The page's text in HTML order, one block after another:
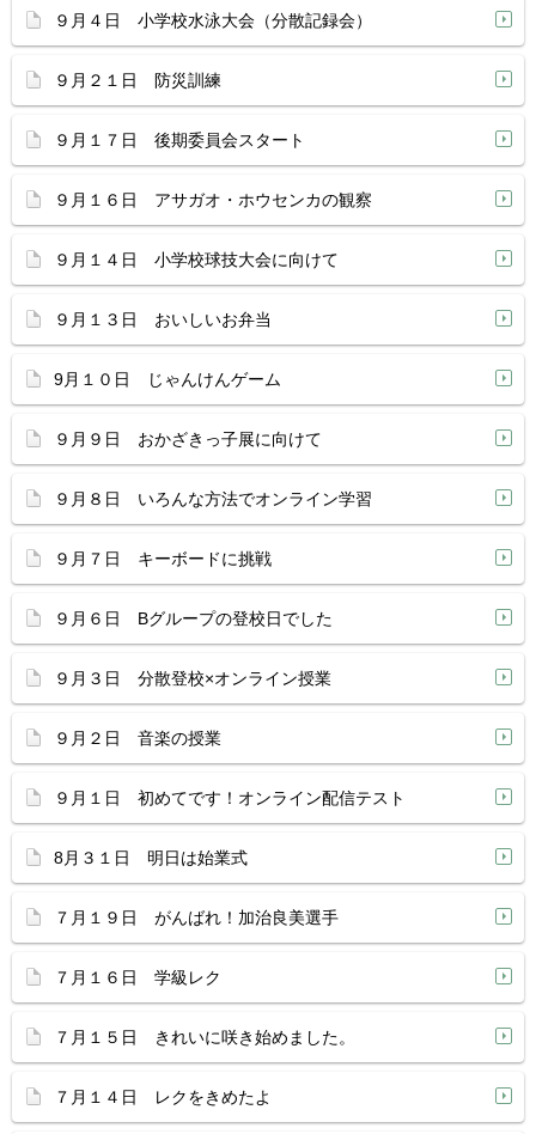
９月４日 小学校水泳大会（分散記録会）
９月２１日 防災訓練
９月１７日 後期委員会スタート
９月１６日 アサガオ・ホウセンカの観察
９月１４日 小学校球技大会に向けて
９月１３日 おいしいお弁当
9月１０日 じゃんけんゲーム
９月９日 おかざきっ子展に向けて
９月８日 いろんな方法でオンライン学習
９月７日 キーボードに挑戦
９月６日 Bグループの登校日でした
９月３日 分散登校×オンライン授業
９月２日 音楽の授業
９月１日 初めてです！オンライン配信テスト
8月３１日 明日は始業式
７月１９日 がんばれ！加治良美選手
７月１６日 学級レク
７月１５日 きれいに咲き始めました。
７月１４日 レクをきめたよ